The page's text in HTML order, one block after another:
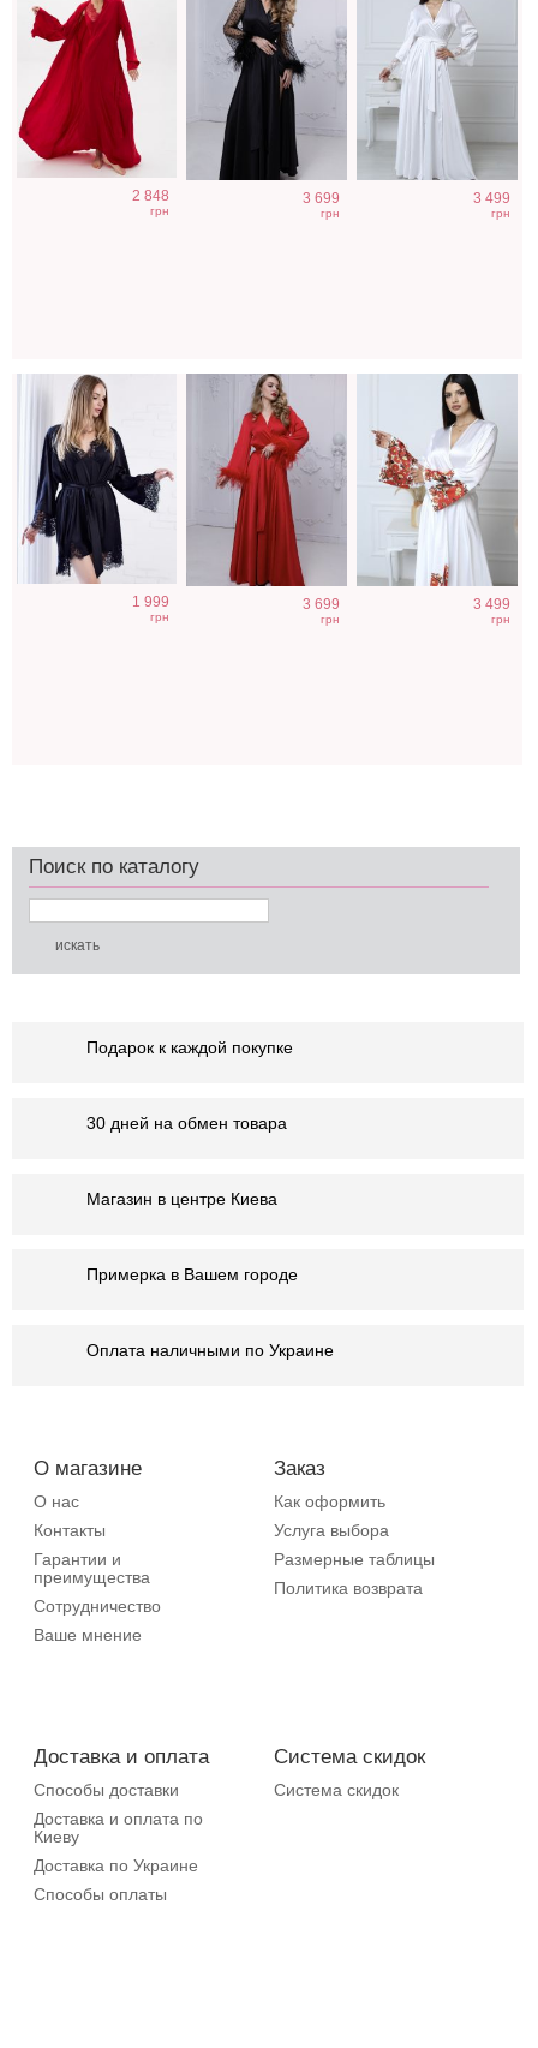
2 848
грн
3 699
грн
3 499
грн
Черный короткий
халат для
1 999
грн
Красный халат с
перьями на
3 699
грн
Белый халат c
принтом -
3 499
грн
Поиск по каталогу
Подарок к каждой покупке
30 дней на обмен товара
Магазин в центре Киева
Примерка в Вашем городе
Оплата наличными по Украине
О магазине
О нас
Контакты
Гарантии и
преимущества
Сотрудничество
Ваше мнение
Заказ
Как оформить
Услуга выбора
Размерные таблицы
Политика возврата
Доставка и оплата
Способы доставки
Доставка и оплата по
Киеву
Доставка по Украине
Способы оплаты
Система скидок
Система скидок